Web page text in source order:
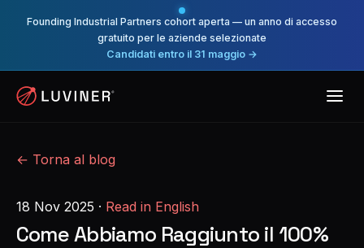
Founding Industrial Partners cohort aperta — un anno di accesso
gratuito per le aziende selezionate
Candidati entro il 31 maggio →
← Torna al blog
18 Nov 2025 · Read in English
Come Abbiamo Raggiunto il 100%